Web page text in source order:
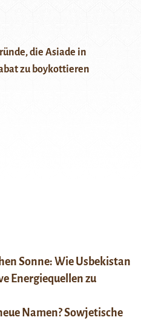
die Asiade in
zu boykottieren
Sonne: Wie Usbekistan
Energiequellen zu
Namen? Sowjetische